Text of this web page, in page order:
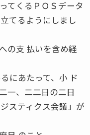
てくるＰＯＳデータ
てるようにしまし
の支 払いを含め経
にあたって、小 ド
一、二二日の二日
スティクス会議」が